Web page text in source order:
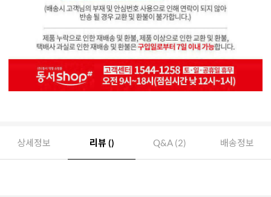
상세정보 리뷰 () Q&A (2) 배송정보